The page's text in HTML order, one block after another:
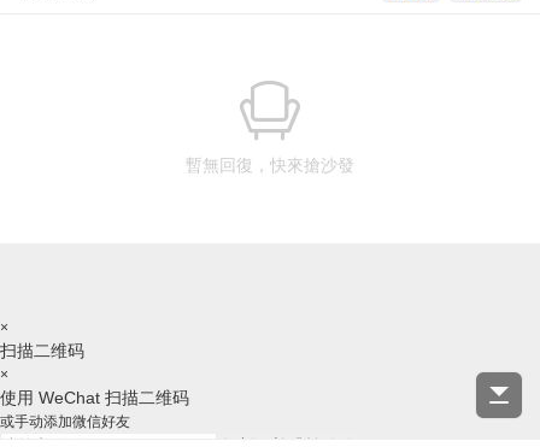
暫無回復，快來搶沙發
×
扫描二维码
×
使用 WeChat 扫描二维码
或手动添加微信好友